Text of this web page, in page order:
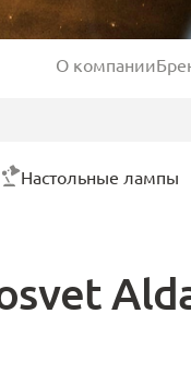
О компании
Настольные лампы